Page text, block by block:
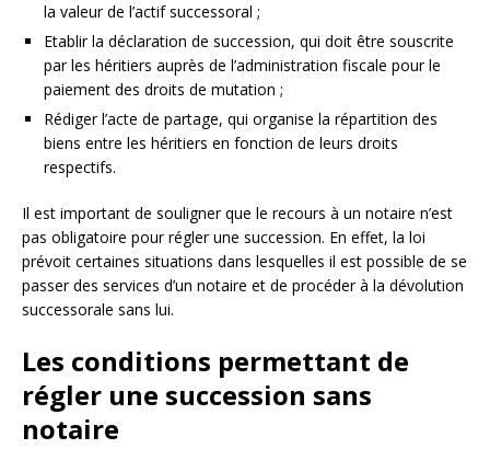
la valeur de l’actif successoral ;
Etablir la déclaration de succession, qui doit être souscrite
par les héritiers auprès de l’administration fiscale pour le
paiement des droits de mutation ;
Rédiger l’acte de partage, qui organise la répartition des
biens entre les héritiers en fonction de leurs droits
respectifs.
Il est important de souligner que le recours à un notaire n’est
pas obligatoire pour régler une succession. En effet, la loi
prévoit certaines situations dans lesquelles il est possible de se
passer des services d’un notaire et de procéder à la dévolution
successorale sans lui.
Les conditions permettant de
régler une succession sans
notaire